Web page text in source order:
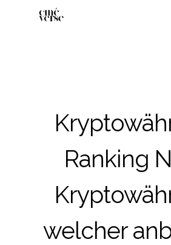
Ranking
welcher